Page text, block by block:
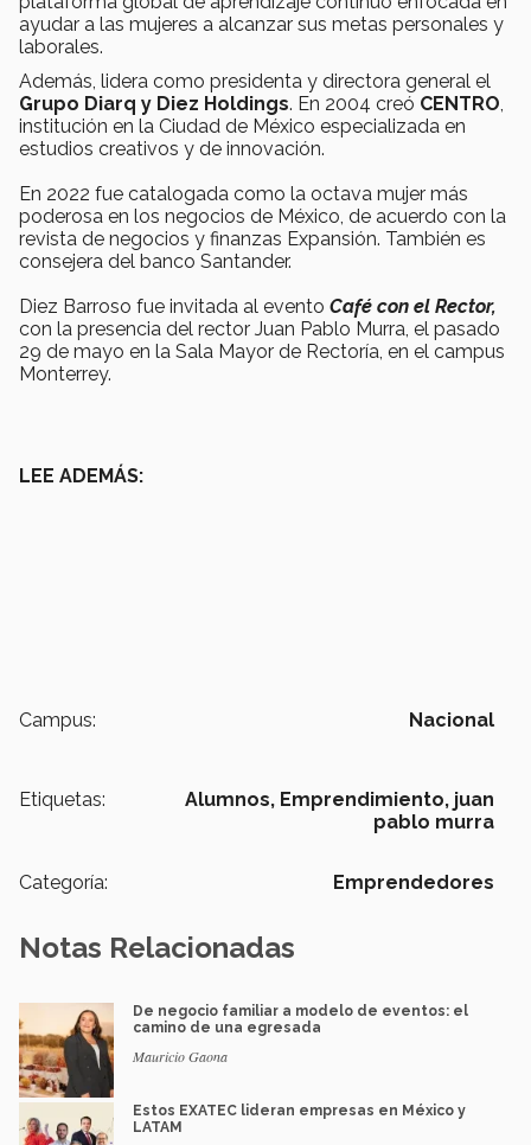
ayudar a las mujeres a alcanzar sus metas personales y
laborales.
Además, lidera como presidenta y directora general el
Grupo Diarq y Diez Holdings. En 2004 creó CENTRO,
institución en la Ciudad de México especializada en
estudios creativos y de innovación.
En 2022 fue catalogada como la octava mujer más
poderosa en los negocios de México, de acuerdo con la
revista de negocios y finanzas Expansión. También es
consejera del banco Santander.
Diez Barroso fue invitada al evento Café con el Rector,
con la presencia del rector Juan Pablo Murra, el pasado
29 de mayo en la Sala Mayor de Rectoría, en el campus
Monterrey.
LEE ADEMÁS:
Campus: Nacional
Etiquetas: Alumnos, Emprendimiento, juan
pablo murra
Categoría: Emprendedores
Notas Relacionadas
De negocio familiar a modelo de eventos: el
camino de una egresada
Mauricio Gaona
Estos EXATEC lideran empresas en México y
LATAM